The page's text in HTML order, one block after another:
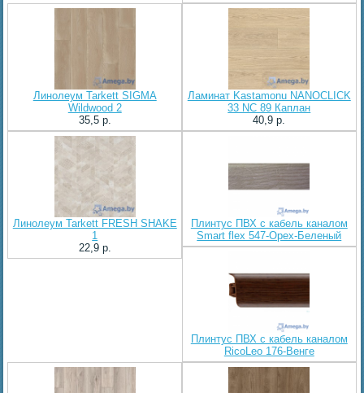
Линолеум Tarkett SIGMA
Wildwood 2
35,5 p.
Ламинат Kastamonu NANOCLICK
33 NC 89 Каплан
40,9 p.
Линолеум Tarkett FRESH SHAKE
1
22,9 p.
Плинтус ПВХ с кабель каналом
Smart flex 547-Орех-Беленый
Плинтус ПВХ с кабель каналом
RicoLeo 176-Венге